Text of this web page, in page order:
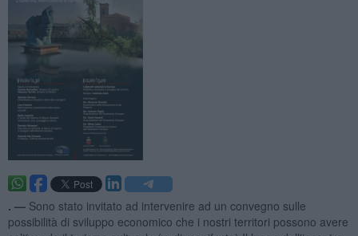
. — Sono stato invitato ad intervenire ad un convegno sulle
possibilità di sviluppo economico che i nostri territori possono avere